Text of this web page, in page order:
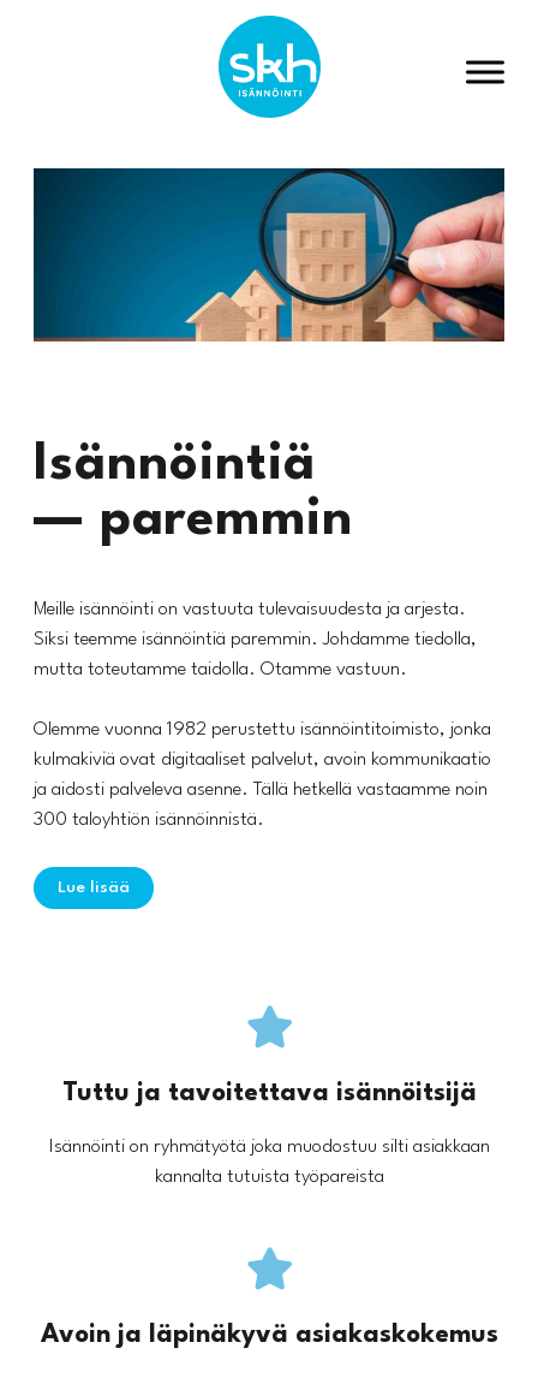
Isännöintiä
— paremmin
Meille isännöinti on vastuuta tulevaisuudesta ja arjesta.
Siksi teemme isännöintiä paremmin. Johdamme tiedolla,
mutta toteutamme taidolla. Otamme vastuun.
Olemme vuonna 1982 perustettu isännöintitoimisto, jonka
kulmakiviä ovat digitaaliset palvelut, avoin kommunikaatio
ja aidosti palveleva asenne. Tällä hetkellä vastaamme noin
300 taloyhtiön isännöinnistä.
Lue lisää
Tuttu ja tavoitettava isännöitsijä
Isännöinti on ryhmätyötä joka muodostuu silti asiakkaan
kannalta tutuista työpareista
Avoin ja läpinäkyvä asiakaskokemus